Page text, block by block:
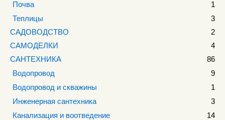
Почва
1
Теплицы
3
САДОВОДСТВО
2
САМОДЕЛКИ
4
САНТЕХНИКА
86
Водопровод
9
Водопровод и скважины
1
Инженерная сантехника
3
Канализация и воотведение
14